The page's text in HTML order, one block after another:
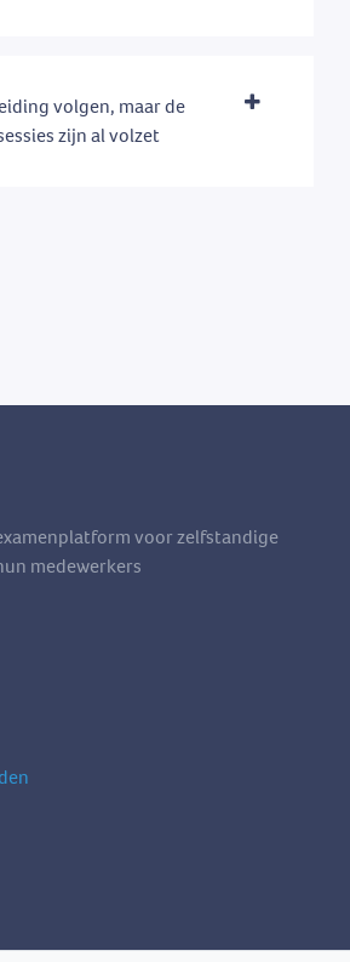
volgen, maar de
zijn al volzet
voor zelfstandige
medewerkers